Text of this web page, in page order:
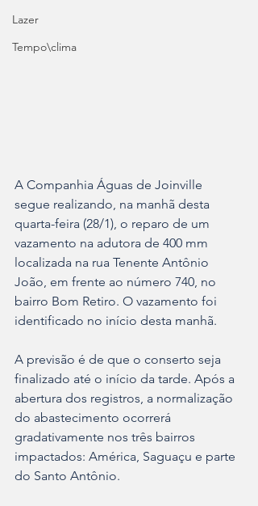
Lazer
Tempo\clima
A Companhia Águas de Joinville
segue realizando, na manhã desta
quarta-feira (28/1), o reparo de um
vazamento na adutora de 400 mm
localizada na rua Tenente Antônio
João, em frente ao número 740, no
bairro Bom Retiro. O vazamento foi
identificado no início desta manhã.
A previsão é de que o conserto seja
finalizado até o início da tarde. Após a
abertura dos registros, a normalização
do abastecimento ocorrerá
gradativamente nos três bairros
impactados: América, Saguaçu e parte
do Santo Antônio.